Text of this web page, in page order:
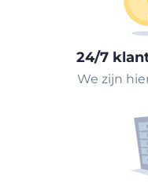
24/7
We zijn